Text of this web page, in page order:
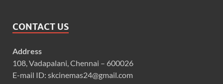
CONTACT US
Address
108, Vadapalani, Chennai – 600026
E-mail ID: skcinemas24@gmail.com